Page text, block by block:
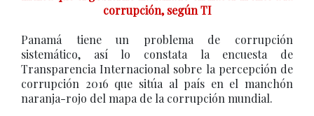
corrupción, según TI
Panamá tiene un problema de corrupción
sistemático, así lo constata la encuesta de
Transparencia Internacional sobre la percepción de
corrupción 2016 que sitúa al país en el manchón
naranja-rojo del mapa de la corrupción mundial.